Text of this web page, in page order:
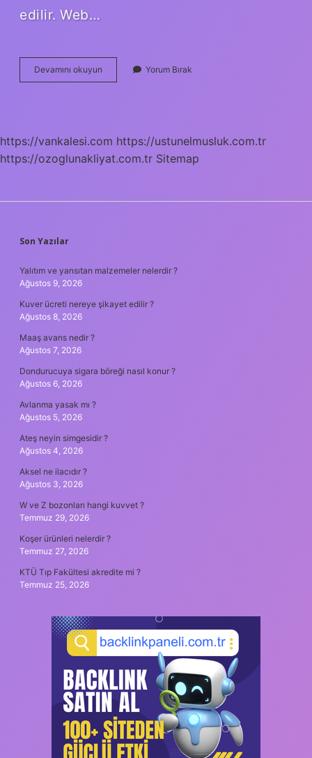
edilir. Web…
Devamını okuyun Türkiyedeki
Tr
Alt
Alan
Yorum Bırak
https://vankalesi.com https://ustunelmusluk.com.tr
https://ozoglunakliyat.com.tr Sitemap
SIDEBAR
Son Yazılar
Yalıtım ve yansıtan malzemeler nelerdir ?
Ağustos 9, 2026
Kuver ücreti nereye şikayet edilir ?
Ağustos 8, 2026
Maaş avans nedir ?
Ağustos 7, 2026
Dondurucuya sigara böreği nasıl konur ?
Ağustos 6, 2026
Avlanma yasak mı ?
Ağustos 5, 2026
Ateş neyin simgesidir ?
Ağustos 4, 2026
Aksel ne ilacıdır ?
Ağustos 3, 2026
W ve Z bozonları hangi kuvvet ?
Temmuz 29, 2026
Koşer ürünleri nelerdir ?
Temmuz 27, 2026
KTÜ Tıp Fakültesi akredite mi ?
Temmuz 25, 2026